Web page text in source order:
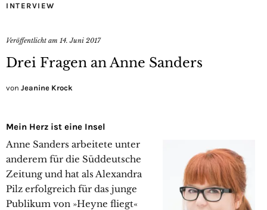
INTERVIEW
Veröffentlicht am 14. Juni 2017
Drei Fragen an Anne Sanders
von Jeanine Krock
Mein Herz ist eine Insel
Anne Sanders arbeitete unter
anderem für die Süddeutsche
Zeitung und hat als Alexandra
Pilz erfolgreich für das junge
Publikum von »Heyne fliegt«